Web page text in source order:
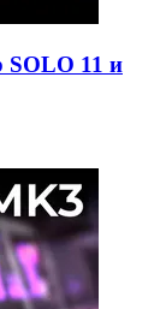
SOLO 11 и